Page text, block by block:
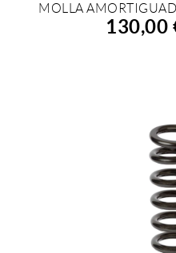
AÑADIR A
MOLLA
130,00